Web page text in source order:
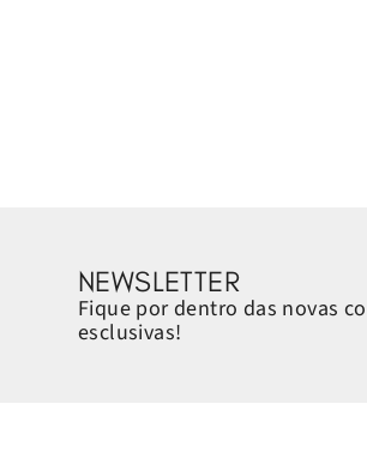
NEWSLETTER
Fique por dentro das novas
esclusivas!